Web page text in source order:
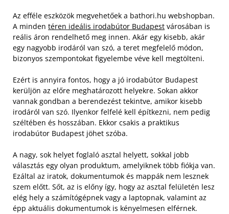
Az efféle eszközök megvehetőek a bathori.hu webshopban.
A minden téren ideális irodabútor Budapest városában is
reális áron rendelhető meg innen. Akár egy kisebb, akár
egy nagyobb irodáról van szó, a teret megfelelő módon,
bizonyos szempontokat figyelembe véve kell megtölteni.
Ezért is annyira fontos, hogy a jó irodabútor Budapest
kerüljön az előre meghatározott helyekre. Sokan akkor
vannak gondban a berendezést tekintve, amikor kisebb
irodáról van szó. Ilyenkor felfelé kell építkezni, nem pedig
széltében és hosszában. Ekkor csakis a praktikus
irodabútor Budapest jöhet szóba.
A nagy, sok helyet foglaló asztal helyett, sokkal jobb
választás egy olyan produktum, amelyiknek több fiókja van.
Ezáltal az iratok, dokumentumok és mappák nem lesznek
szem előtt. Sőt, az is előny így, hogy az asztal felületén lesz
elég hely a számítógépnek vagy a laptopnak, valamint az
épp aktuális dokumentumok is kényelmesen elférnek.